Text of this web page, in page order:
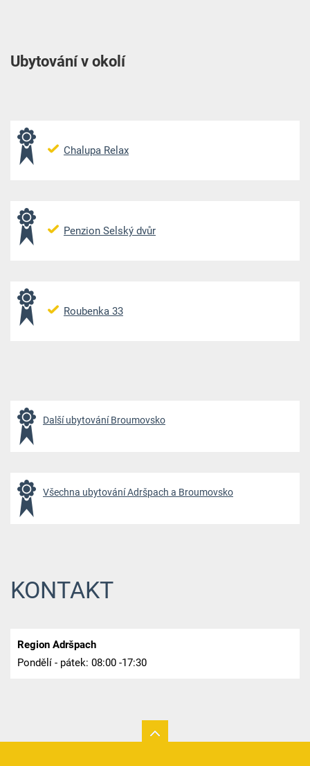
Ubytování v okolí
Chalupa Relax
Penzion Selský dvůr
Roubenka 33
Další ubytování Broumovsko
Všechna ubytování Adršpach a Broumovsko
KONTAKT
Region Adršpach
Pondělí - pátek: 08:00 -17:30